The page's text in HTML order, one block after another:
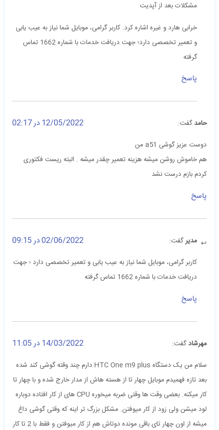
مشکلات بعد از آپدیت
خرابی هارد و غیره اشاره کرد. کاربر گرامی، موبایل شما نیاز به عیب یابی
و تعمیر تخصصی دارد؛ جهت دریافت خدمات با شماره 1662 تماس
گرفته
پاسخ
حامد گفت: 12/05/2022 در 02:17
دوست عزیز گوشی a51 من
هم خاموش روشن میشه هزینه تعمیر چقدر میشه . البته ریست فکتوری
کردم بازم درست نشد
پاسخ
مدیرگفت: 02/06/2022 در 09:15
کاربر گرامی، موبایل شما نیاز به عیب یابی و تعمیر تخصصی دارد ؛ جهت
دریافت خدمات با شماره 1662 تماس گرفته
پاسخ
مهرشادگفت: 14/03/2022 در 11:05
سلام من یک دستگاه HTC One m9 plus دارم چند وقته گوشی کند شده
بعد تازه فهمیدم موبایل چهار تا از هسته هاش از مدار خارج شده و با چهار تا
کار میکنه. بعضی وقت ها وقتی ضربه میخوره CPU های از کار افتاده دوباره
لود میشن ولی زود از کار میوفتن. مشکل بزرگ تر اینه که وقتی گوشی داغ
میشه از اون چهار تای باقی مونده دوتاش هم از کار میوفتن و فقط با 2 تا کار